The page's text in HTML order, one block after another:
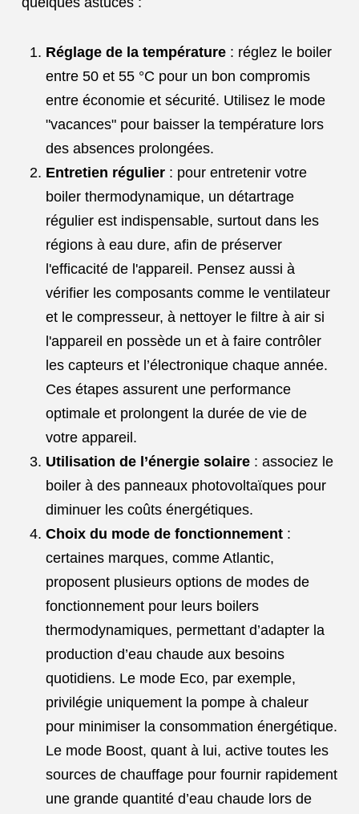
Réglage de la température: réglez le boiler
entre 50 et 55 °C pour un bon compromis
entre économie et sécurité. Utilisez le mode
"vacances" pour baisser la température lors
des absences prolongées.
Entretien régulier: pour entretenir votre
boiler thermodynamique, un détartrage
régulier est indispensable, surtout dans les
régions à eau dure, afin de préserver
l'efficacité de l'appareil. Pensez aussi à
vérifier les composants comme le ventilateur
et le compresseur, à nettoyer le filtre à air si
l'appareil en possède un et à faire contrôler
les capteurs et l’électronique chaque année.
Ces étapes assurent une performance
optimale et prolongent la durée de vie de
votre appareil.
Utilisation de l’énergie solaire: associez le
boiler à des panneaux photovoltaïques pour
diminuer les coûts énergétiques.
Choix du mode de fonctionnement:
certaines marques, comme Atlantic,
proposent plusieurs options de modes de
fonctionnement pour leurs boilers
thermodynamiques, permettant d’adapter la
production d’eau chaude aux besoins
quotidiens. Le mode Eco, par exemple,
privilégie uniquement la pompe à chaleur
pour minimiser la consommation énergétique.
Le mode Boost, quant à lui, active toutes les
sources de chauffage pour fournir rapidement
une grande quantité d’eau chaude lors de